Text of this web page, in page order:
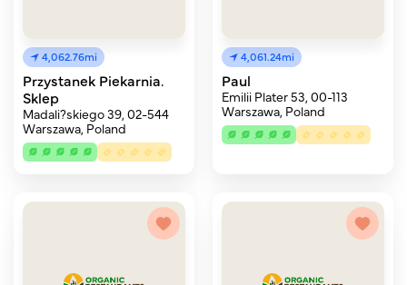
4,062.76mi
Przystanek Piekarnia.
Sklep
Madali?skiego 39, 02-544
Warszawa, Poland
4,061.24mi
Paul
Emilii Plater 53, 00-113
Warszawa, Poland